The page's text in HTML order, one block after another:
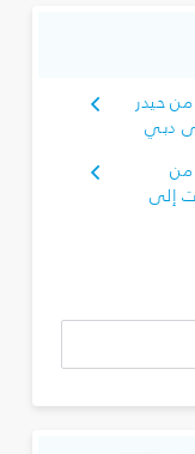
حيدر
دبي
من
إلى